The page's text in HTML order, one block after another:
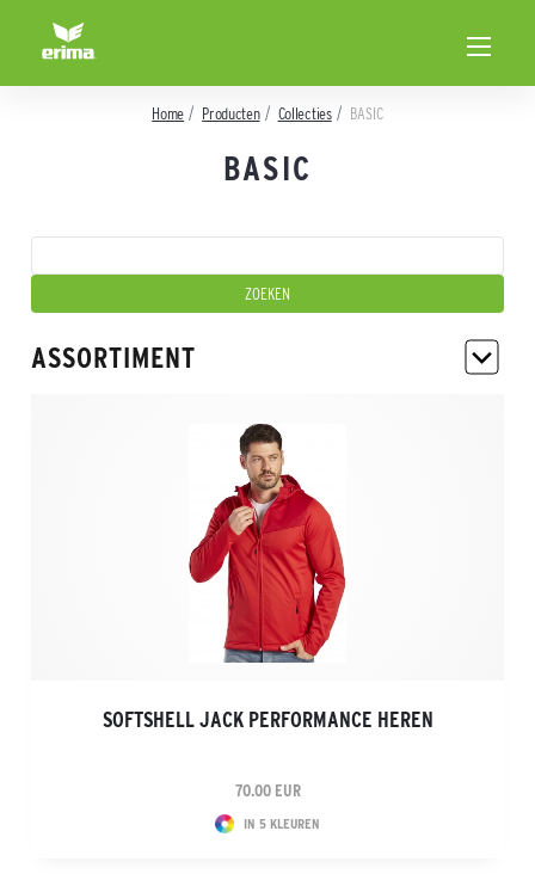
Home Producten Collecties BASIC
BASIC
ASSORTIMENT
SOFTSHELL JACK PERFORMANCE HEREN
70.00 EUR
IN 5 KLEUREN